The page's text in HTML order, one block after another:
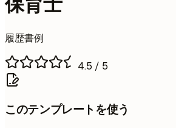
履歴書例
4.5 / 5
このテンプレートを使う